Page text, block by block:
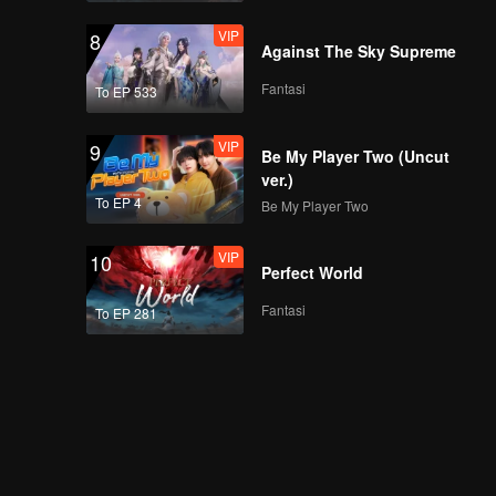
8
To EP 533
VIP
Against The Sky Supreme
Fantasi
9
To EP 4
VIP
Be My Player Two (Uncut
ver.)
Be My Player Two
10
To EP 281
VIP
Perfect World
Fantasi